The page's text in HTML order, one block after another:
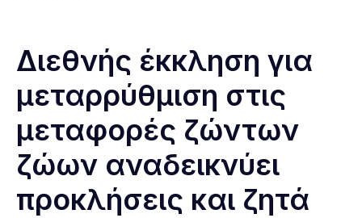
Διεθνής έκκληση για
μεταρρύθμιση στις
μεταφορές ζώντων
ζώων αναδεικνύει
προκλήσεις και ζητά